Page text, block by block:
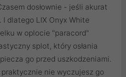
dosłownie - jeśli akurat
dlatego LIX Onyx White
w oplocie "paracord"
splot, który osłania
go przed uszkodzeniami.
nie wyczujesz go